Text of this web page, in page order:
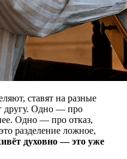
ставят на разные
другу. Одно — про
Одно — про отказ,
разделение ложное,
духовно — это уже